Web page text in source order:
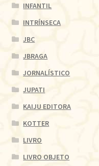
INFANTIL
INTRÍNSECA
JBC
JBRAGA
JORNALÍSTICO
JUPATI
KAIJU EDITORA
KOTTER
LIVRO
LIVRO OBJETO